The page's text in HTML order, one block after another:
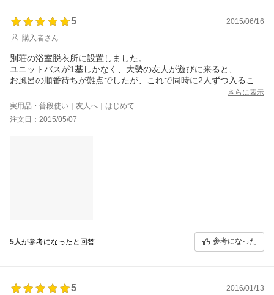
5
2015/06/16
購入者さん
別荘の浴室脱衣所に設置しました。
ユニットバスが1基しかなく、大勢の友人が遊びに来ると、
お風呂の順番待ちが難点でしたが、これで同時に2人ずつ入ること
最初に、給排水工事、電気工事を業者にやってもらい、自分で組
小さなスペースに、素人の私でも半日ほどで設置でき費用も最小
さらに表示
実用品・普段使い｜友人へ｜はじめて
注文日：2015/05/07
5人が参考になったと回答 参考になった
5
2016/01/13